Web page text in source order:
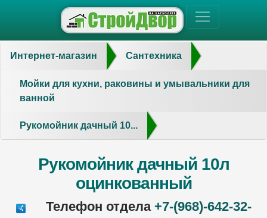
Интернет-магазин Сантехника
Мойки для кухни, раковины и умывальники для
ванной
Рукомойник дачный 10...
Рукомойник дачный 10л
оцинкованный
Телефон отдела +7-(968)-642-32-